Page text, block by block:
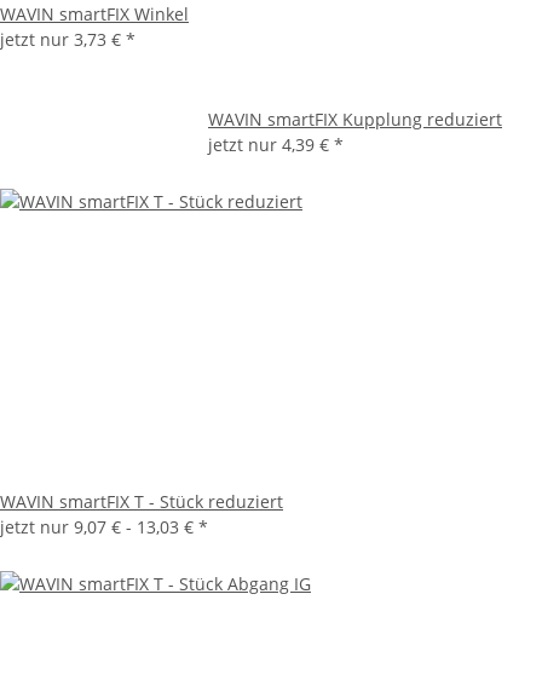
WAVIN smartFIX Winkel
jetzt nur 3,73 € *
WAVIN smartFIX Kupplung reduziert
jetzt nur 4,39 € *
WAVIN smartFIX T - Stück reduziert
jetzt nur 9,07 € - 13,03 € *